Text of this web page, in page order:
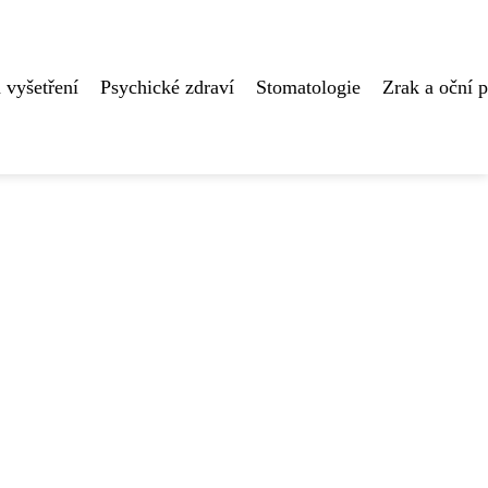
vyšetření Psychické zdraví Stomatologie Zrak a oční